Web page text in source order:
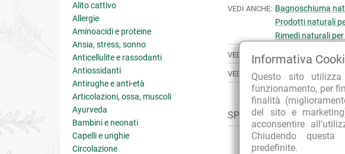
Informativa
Questo sito
funzionamento, per
finalità
del sito e
acconsentire
Chiudendo
predefinite.
Alito cattivo
Allergie
Aminoacidi e proteine
Ansia, stress, sonno
Anticellulite e rassodanti
Antiossidanti
Antirughe e anti-età
Articolazioni, ossa, muscoli
Ayurveda
Bambini e neonati
Capelli e unghie
Circolazione
VEDI ANCHE: Bagnoschiuma
Prodotti naturali
Rimedi naturali
VEDI TUTTI I PRODOTTI:
VEDI TUTTI I PRODOTTI DELLA
SPESSO ACQUISTATI